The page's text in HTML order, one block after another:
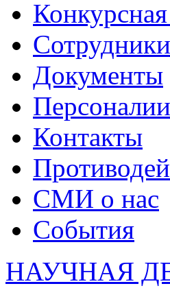
Сотрудники
Документы
Персоналии
Контакты
СМИ о нас
События
НАУЧНАЯ